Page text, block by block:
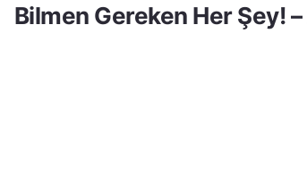
Bilmen Gereken Her Şey!